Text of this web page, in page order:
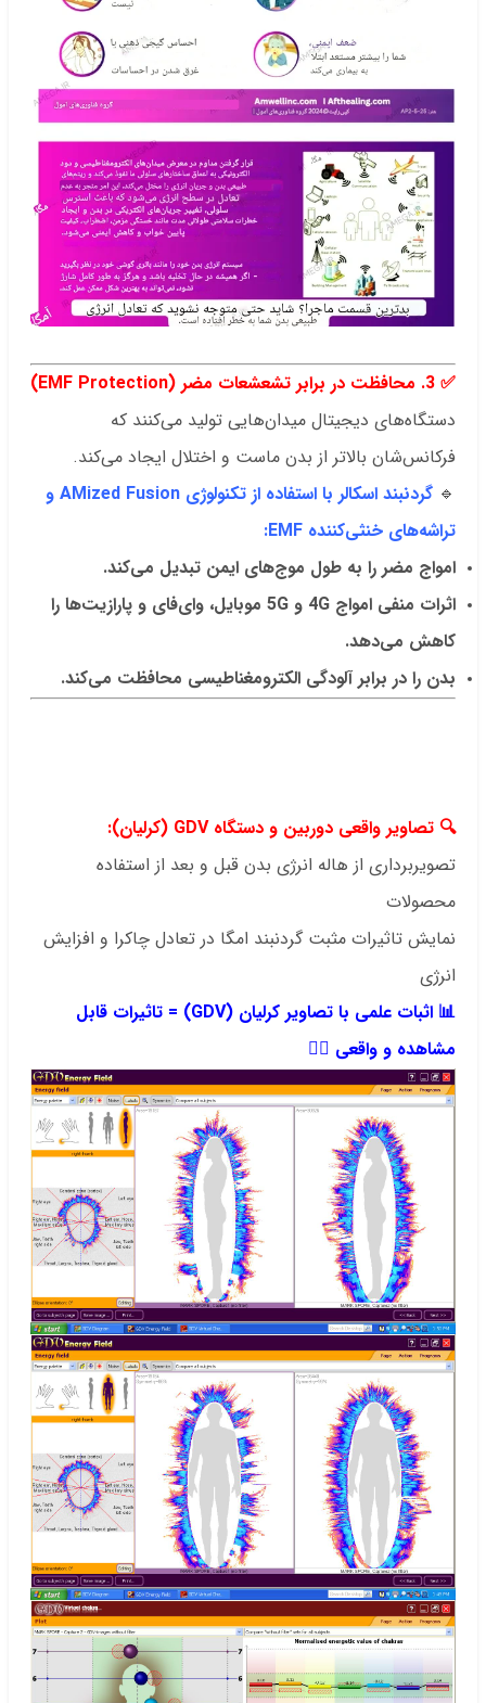
✅ 3. محافظت در برابر تشعشعات مضر (EMF Protection)
دستگاه‌های دیجیتال میدان‌هایی تولید می‌کنند که
فرکانس‌شان بالاتر از بدن ماست و اختلال ایجاد می‌کند.
🔹
گردنبند اسکالر با استفاده از تکنولوژی AMized Fusion و
تراشه‌های خنثی‌کننده EMF:
امواج مضر را به طول موج‌های ایمن تبدیل می‌کند.
اثرات منفی امواج 4G و 5G موبایل، وای‌فای و پارازیت‌ها را
کاهش می‌دهد.
بدن را در برابر آلودگی الکترومغناطیسی محافظت می‌کند.
🔍 تصاویر واقعی دوربین و دستگاه GDV (کرلیان):
تصویربرداری از هاله انرژی بدن قبل و بعد از استفاده
محصولات
نمایش تاثیرات مثبت گردنبند امگا در تعادل چاکرا و افزایش
انرژی
📊 اثبات علمی با تصاویر کرلیان (GDV) = تاثیرات قابل
مشاهده و واقعی 🧘‍♂️